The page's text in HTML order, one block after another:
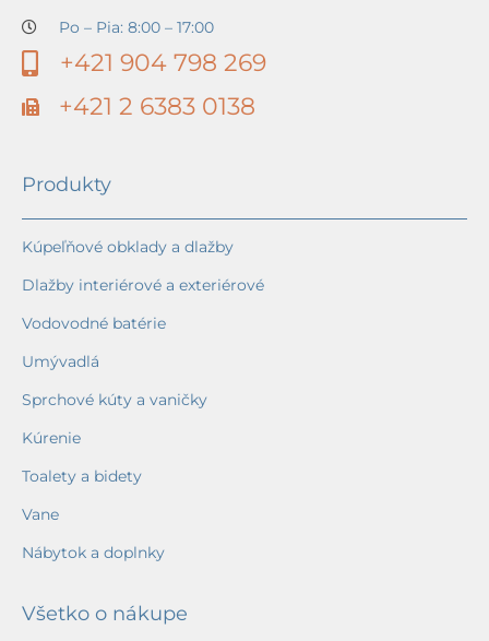
Po – Pia: 8:00 – 17:00
+421 904 798 269
+421 2 6383 0138
Produkty
Kúpeľňové obklady a dlažby
Dlažby interiérové a exteriérové
Vodovodné batérie
Umývadlá
Sprchové kúty a vaničky
Kúrenie
Toalety a bidety
Vane
Nábytok a doplnky
Všetko o nákupe